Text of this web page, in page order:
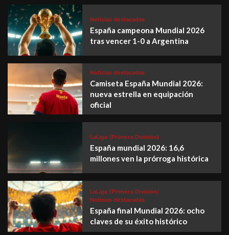
Noticias destacadas
España campeona Mundial 2026
tras vencer 1-0 a Argentina
Noticias destacadas
Camiseta España Mundial 2026:
nueva estrella en equipación
oficial
LaLiga (Primera División)
España mundial 2026: 16,6
millones ven la prórroga histórica
LaLiga (Primera División)
Noticias destacadas
España final Mundial 2026: ocho
claves de su éxito histórico